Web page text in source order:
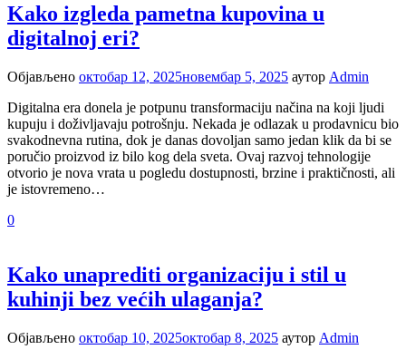
Kako izgleda pametna kupovina u
digitalnoj eri?
Објављено октобар 12, 2025новембар 5, 2025 аутор Admin
Digitalna era donela je potpunu transformaciju načina na koji ljudi
kupuju i doživljavaju potrošnju. Nekada je odlazak u prodavnicu bio
svakodnevna rutina, dok je danas dovoljan samo jedan klik da bi se
poručio proizvod iz bilo kog dela sveta. Ovaj razvoj tehnologije
otvorio je nova vrata u pogledu dostupnosti, brzine i praktičnosti, ali
je istovremeno…
0
Kako unaprediti organizaciju i stil u
kuhinji bez većih ulaganja?
Објављено октобар 10, 2025октобар 8, 2025 аутор Admin